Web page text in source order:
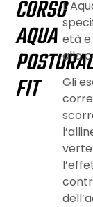
CORSO
AQUA
FIT
età
alla
Gli